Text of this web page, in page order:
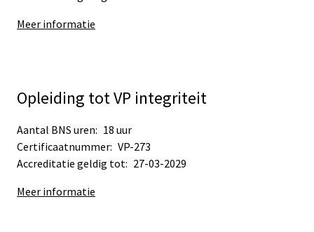
Meer informatie
Opleiding tot VP integriteit
Aantal BNS uren: 18 uur
Certificaatnummer: VP-273
Accreditatie geldig tot: 27-03-2029
Meer informatie